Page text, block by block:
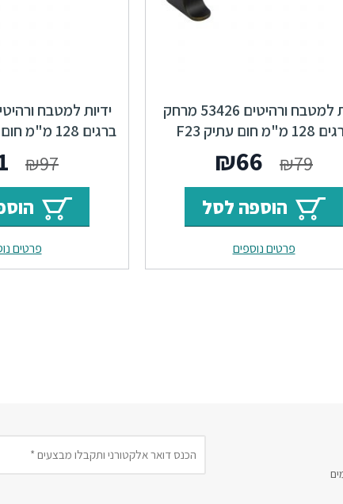
ידיות למטבח ורהיטים 53426 מרחק
ברגים 128 מ"מ חום עתיק F23
Locker₪79
המחיר
המקורי
היה:
₪79.
₪66
הנוכחי
הוא:
₪66.
הוספה לסל
פרטים נוספים
ברגים 128 מ"מ חום עתיק F23 Ship
₪97
פרטים